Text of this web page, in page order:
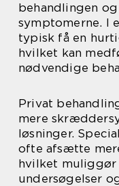
behandlingen
symptomerne. I
typisk få en
hvilket kan
nødvendige
Privat
mere
løsninger.
ofte afsætte
hvilket muliggør
undersøgelser